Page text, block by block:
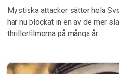
Mystiska attacker sätter hela
har nu plockat in en av de mer
thrillerfilmerna på många år.